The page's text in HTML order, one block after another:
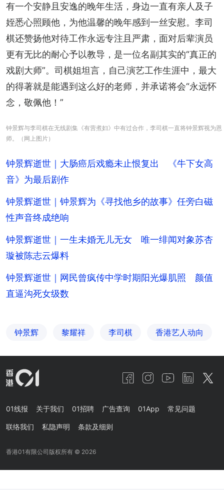
有一个安静且安逸的晚年生活，身边一直有亲人及子
姪悉心照顾他，为他温馨的晚年感到一丝安慰。李司
棋还赞扬他对待工作永远专注且严肃，面对后辈演员
更有无比的耐心予以教导，是一位名副其实的“真正的
戏剧大师”。司棋姐坦言，自己演艺工作生涯中，最大
的得著就是能遇到这么好的老师，并承诺将会“永远怀
念，敬佩他！”
钟景辉与李司棋在无线剧集《有营煮妇》中有过合作，李司棋一直将钟景辉视为恩
师。（网上图片）
钟景辉逝世｜大肠癌后戏瘾未止恨复出 《牛下女高
音》为最后剧作
钟景辉逝世｜钟景辉为《寻找他乡的故事》任旁白磁
性声音终成绝响
钟景辉逝世｜一生未婚无儿无女 唯一绯闻对象苏杏
璇被陈志云爆料
钟景辉逝世｜网民曾疯传中学时期阳光爆肌照 颜值
直逼沟死女级数
钟景辉 黎耀祥 李司棋 香港艺人动向
01线报 关于我们 01招聘 广告查询 01App 常见问题
联络我们 私隐声明 条款及细则
香港01有限公司版权所有 © 2026